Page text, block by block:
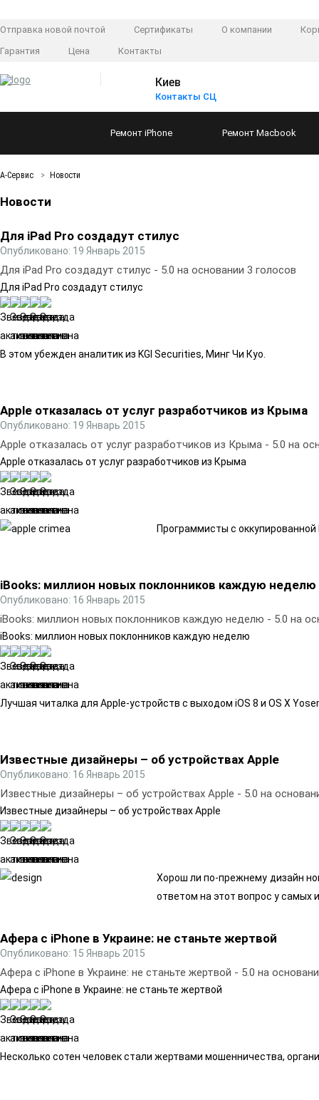
Отправка новой почтой Сертификаты О компании
Гарантия
Цена Контакты
Киев
Контакты СЦ
Ремонт iPhone Ремонт Macbook
А-Сервис Новости
Новости
Для iPad Pro создадут стилус
Опубликовано: 19 Январь 2015
Для iPad Pro создадут стилус - 5.0 на основании 3 голосов
Для iPad Pro создадут стилус
В этом убежден аналитик из KGI Securities, Минг Чи Куо.
Apple отказалась от услуг разработчиков из Крыма
Опубликовано: 19 Январь 2015
Apple отказалась от услуг разработчиков из Крыма - 5.0 на
Apple отказалась от услуг разработчиков из Крыма
Программисты с
iBooks: миллион новых поклонников каждую неделю
Опубликовано: 16 Январь 2015
iBooks: миллион новых поклонников каждую неделю - 5.0 на
iBooks: миллион новых поклонников каждую неделю
Лучшая читалка для Apple-устройств с выходом iOS 8 и OS X
Известные дизайнеры – об устройствах Apple
Опубликовано: 16 Январь 2015
Известные дизайнеры – об устройствах Apple - 5.0 на
Известные дизайнеры – об устройствах Apple
Хорош ли по-прежнему дизайн
ответом на этот вопрос у самых
Афера с iPhone в Украине: не станьте жертвой
Опубликовано: 15 Январь 2015
Афера с iPhone в Украине: не станьте жертвой - 5.0 на
Афера с iPhone в Украине: не станьте жертвой
Несколько сотен человек стали жертвами мошенничества,